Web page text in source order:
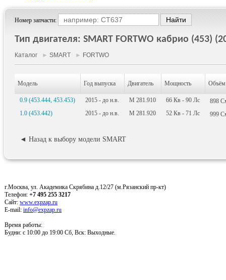
Номер запчасти:
Тип двигателя: SMART FORTWO кабрио (453)
Каталог ► SMART ► FORTWO
Модель Год выпуска Двигатель Мощность Объём
0.9 (453.444, 453.453) 2015 - до н.в. M 281.910 66 Кв - 90 Лс 898
1.0 (453.442)
2015 - до н.в. M 281.920 52 Кв - 71 Лс 999
◄ Назад к выбору модели SMART
г.Москва, ул. Академика Скрябина д.12/27 (м.Рязанский пр-кт)
Телефон: +7 495 255 3217
Сайт: www.expzap.ru
E-mail: info@expzap.ru
Время работы:
Будни: c 10:00 до 19:00 Сб, Вск: Выходные.